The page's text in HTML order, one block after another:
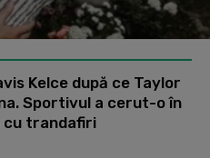
Kelce după ce Taylor
Sportivul a cerut-o în
cu trandafiri